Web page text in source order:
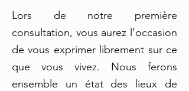
Lors de notre première
consultation, vous aurez l’occasion
de vous exprimer librement sur ce
que vous vivez. Nous ferons
ensemble un état des lieux de